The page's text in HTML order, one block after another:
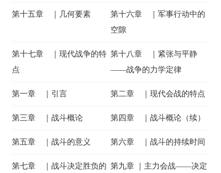
第十五章 ｜几何要素
第十六章 ｜军事行动中的
空隙
第十七章 ｜现代战争的特
点
第十八章 ｜紧张与平静
——战争的力学定律
第一章 ｜引言 第二章 ｜现代会战的特点
第三章 ｜战斗概论 第四章 ｜战斗概论（续）
第五章 ｜战斗的意义 第六章 ｜战斗的持续时间
第七章 ｜战斗决定胜负的 第九章 ｜主力会战——决定